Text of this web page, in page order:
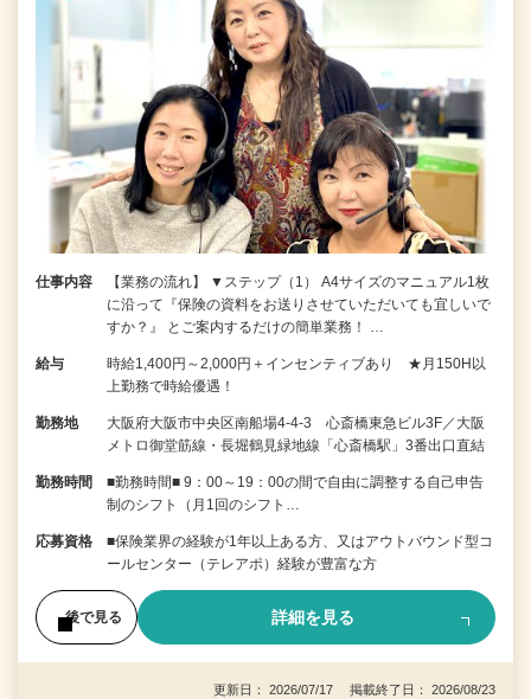
仕事内容
【業務の流れ】 ▼ステップ（1） A4サイズのマニュアル1枚
に沿って『保険の資料をお送りさせていただいても宜しいで
すか？』 とご案内するだけの簡単業務！ …
給与
時給1,400円～2,000円＋インセンティブあり ★月150H以
上勤務で時給優遇！
勤務地
大阪府大阪市中央区南船場4-4-3 心斎橋東急ビル3F／大阪
メトロ御堂筋線・長堀鶴見緑地線「心斎橋駅」3番出口直結
勤務時間
■勤務時間■ 9：00～19：00の間で自由に調整する自己申告
制のシフト（月1回のシフト…
応募資格
■保険業界の経験が1年以上ある方、又はアウトバウンド型コ
ールセンター（テレアポ）経験が豊富な方
後で見る 詳細を見る
更新日： 2026/07/17 掲載終了日： 2026/08/23